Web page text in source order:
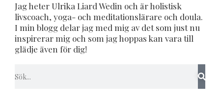
Jag heter Ulrika Liard Wedin och är holistisk
livscoach, yoga- och meditationslärare och doula.
I min blogg delar jag med mig av det som just nu
inspirerar mig och som jag hoppas kan vara till
glädje även för dig!